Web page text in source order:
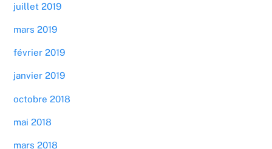
juillet 2019
mars 2019
février 2019
janvier 2019
octobre 2018
mai 2018
mars 2018